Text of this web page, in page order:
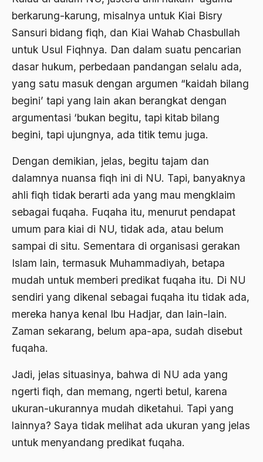
berkarung-karung, misalnya untuk Kiai Bisry
Sansuri bidang fiqh, dan Kiai Wahab Chasbullah
untuk Usul Fiqhnya. Dan dalam suatu pencarian
dasar hukum, perbedaan pandangan selalu ada,
yang satu masuk dengan argumen “kaidah bilang
begini’ tapi yang lain akan berangkat dengan
argumentasi ‘bukan begitu, tapi kitab bilang
begini, tapi ujungnya, ada titik temu juga.
Dengan demikian, jelas, begitu tajam dan
dalamnya nuansa fiqh ini di NU. Tapi, banyaknya
ahli fiqh tidak berarti ada yang mau mengklaim
sebagai fuqaha. Fuqaha itu, menurut pendapat
umum para kiai di NU, tidak ada, atau belum
sampai di situ. Sementara di organisasi gerakan
Islam lain, termasuk Muhammadiyah, betapa
mudah untuk memberi predikat fuqaha itu. Di NU
sendiri yang dikenal sebagai fuqaha itu tidak ada,
mereka hanya kenal Ibu Hadjar, dan lain-lain.
Zaman sekarang, belum apa-apa, sudah disebut
fuqaha.
Jadi, jelas situasinya, bahwa di NU ada yang
ngerti fiqh, dan memang, ngerti betul, karena
ukuran-ukurannya mudah diketahui. Tapi yang
lainnya? Saya tidak melihat ada ukuran yang jelas
untuk menyandang predikat fuqaha.
Ben Anderson
Benazir Bhutto
benny moerdani
Benturan Antar Budaya
Beragama Secara Inklusif
Berdzikir
bersabar
Bersyukur
Betawi
BHairawa
Bhairawan
Bharatiya Janatha Party
biaya
Bid'ah Phoby
Bidan NU